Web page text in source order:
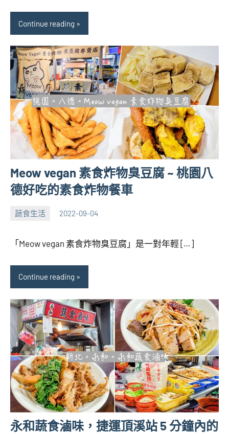
Continue reading
Meow vegan 素食炸物臭豆腐 ~ 桃園八
德好吃的素食炸物餐車
蔬食生活 2022-09-04
張
芋
No
「Meow vegan 素食炸物臭豆腐」是一對年輕 […]
Continue reading
永和蔬食滷味，捷運頂溪站 5 分鐘內的